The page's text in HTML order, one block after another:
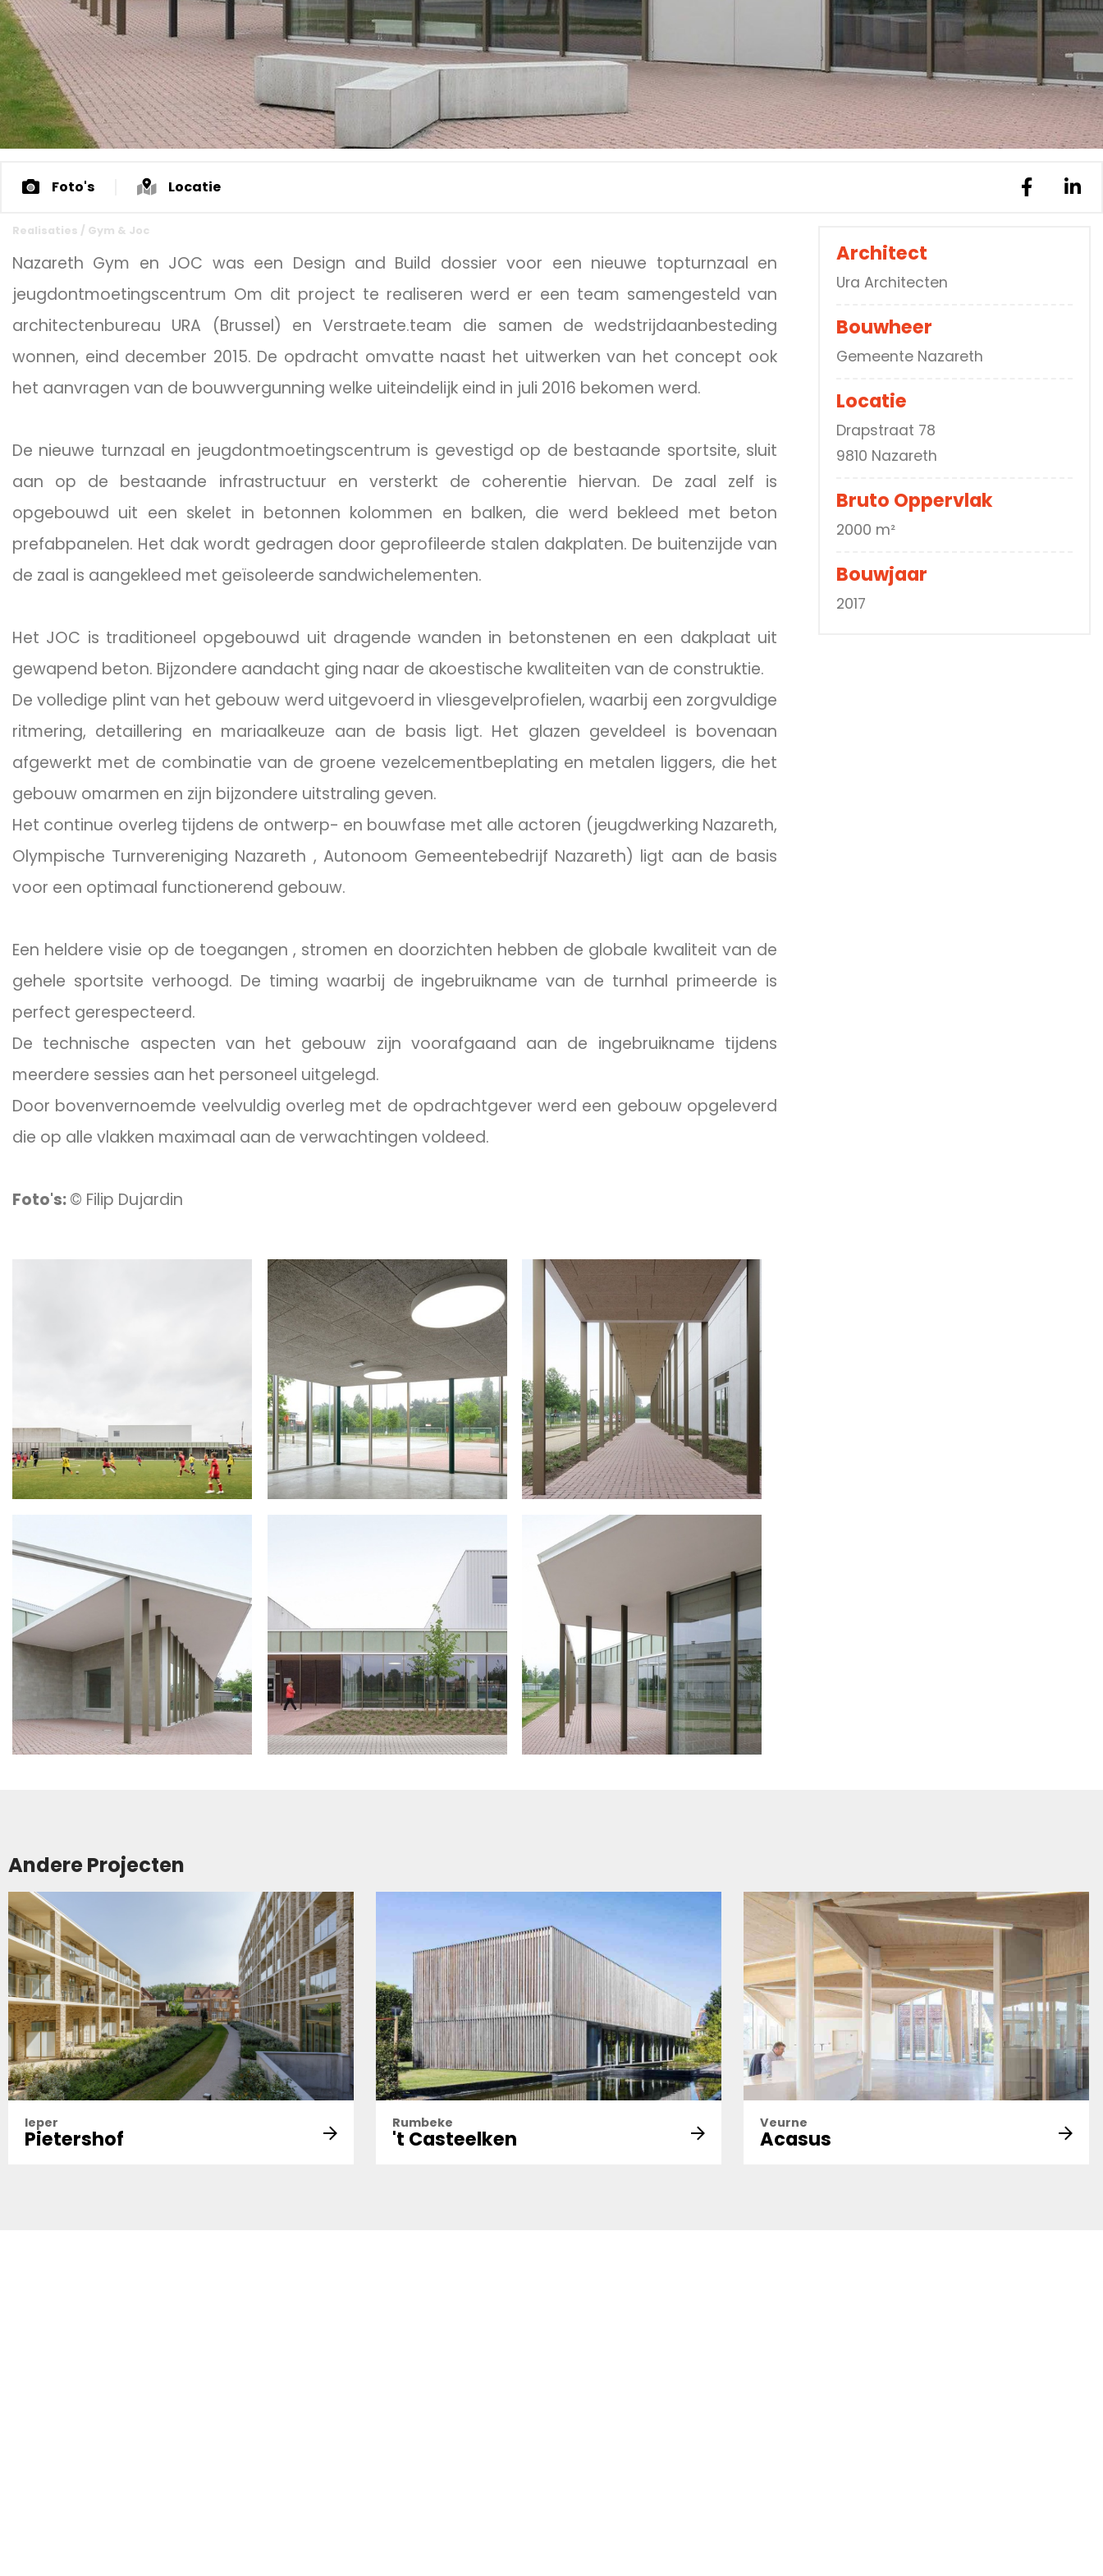
Foto's Locatie
Realisaties / Gym & Joc
Nazareth Gym en JOC was een Design and Build dossier voor een nieuwe topturnzaal en
jeugdontmoetingscentrum Om dit project te realiseren werd er een team samengesteld van
architectenbureau URA (Brussel) en Verstraete.team die samen de wedstrijdaanbesteding
wonnen, eind december 2015. De opdracht omvatte naast het uitwerken van het concept ook
het aanvragen van de bouwvergunning welke uiteindelijk eind in juli 2016 bekomen werd.
De nieuwe turnzaal en jeugdontmoetingscentrum is gevestigd op de bestaande sportsite, sluit
aan op de bestaande infrastructuur en versterkt de coherentie hiervan. De zaal zelf is
opgebouwd uit een skelet in betonnen kolommen en balken, die werd bekleed met beton
prefabpanelen. Het dak wordt gedragen door geprofileerde stalen dakplaten. De buitenzijde van
de zaal is aangekleed met geïsoleerde sandwichelementen.
Het JOC is traditioneel opgebouwd uit dragende wanden in betonstenen en een dakplaat uit
gewapend beton. Bijzondere aandacht ging naar de akoestische kwaliteiten van de construktie.
De volledige plint van het gebouw werd uitgevoerd in vliesgevelprofielen, waarbij een zorgvuldige
ritmering, detaillering en mariaalkeuze aan de basis ligt. Het glazen geveldeel is bovenaan
afgewerkt met de combinatie van de groene vezelcementbeplating en metalen liggers, die het
gebouw omarmen en zijn bijzondere uitstraling geven.
Het continue overleg tijdens de ontwerp- en bouwfase met alle actoren (jeugdwerking Nazareth,
Olympische Turnvereniging Nazareth , Autonoom Gemeentebedrijf Nazareth) ligt aan de basis
voor een optimaal functionerend gebouw.
Een heldere visie op de toegangen , stromen en doorzichten hebben de globale kwaliteit van de
gehele sportsite verhoogd. De timing waarbij de ingebruikname van de turnhal primeerde is
perfect gerespecteerd.
De technische aspecten van het gebouw zijn voorafgaand aan de ingebruikname tijdens
meerdere sessies aan het personeel uitgelegd.
Door bovenvernoemde veelvuldig overleg met de opdrachtgever werd een gebouw opgeleverd
die op alle vlakken maximaal aan de verwachtingen voldeed.
Foto's:© Filip Dujardin
Architect
Ura Architecten
Bouwheer
Gemeente Nazareth
Locatie
Drapstraat 78
9810 Nazareth
Bruto Oppervlak
2000 m²
Bouwjaar
2017
Andere Projecten
Ieper
Pietershof
Rumbeke
't Casteelken
Veurne
Acasus